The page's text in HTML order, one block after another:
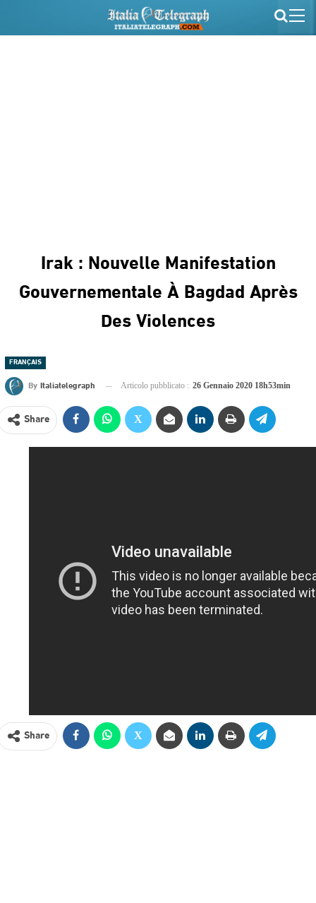
Irak : Nouvelle Manifestation
Gouvernementale À Bagdad Après
Des Violences
FRANÇAIS
By Italiatelegraph Articolo pubblicato : 26 Gennaio 2020 18h53min
Share
Share